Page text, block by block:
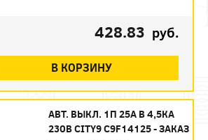
428.83 руб.
В КОРЗИНУ
АВТ. ВЫКЛ. 1П 25А B 4,5КА
230В CITY9 C9F14125 - ЗАКАЗ